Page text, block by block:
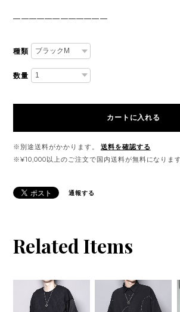
————————————
種類
数量
カートに入れる
※別途送料がかかります。
送料を確認する
※¥10,000以上のご注文で国内送料が無料になります
通報する
Related Items